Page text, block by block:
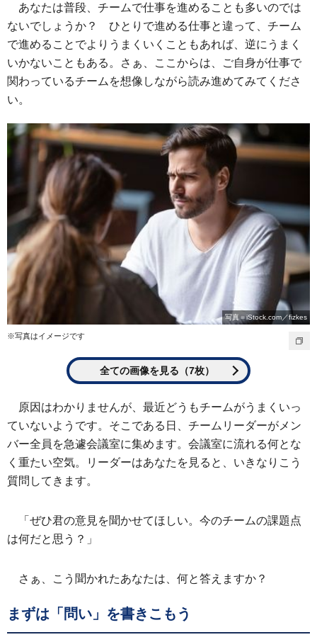
あなたは普段、チームで仕事を進めることも多いのでは
ないでしょうか？ ひとりで進める仕事と違って、チーム
で進めることでよりうまくいくこともあれば、逆にうまく
いかないこともある。さぁ、ここからは、ご自身が仕事で
関わっているチームを想像しながら読み進めてみてくださ
い。
写真＝iStock.com／fizkes
※写真はイメージです
全ての画像を見る（7枚）
原因はわかりませんが、最近どうもチームがうまくいっ
ていないようです。そこである日、チームリーダーがメン
バー全員を急遽会議室に集めます。会議室に流れる何とな
く重たい空気。リーダーはあなたを見ると、いきなりこう
質問してきます。
「ぜひ君の意見を聞かせてほしい。今のチームの課題点
は何だと思う？」
さぁ、こう聞かれたあなたは、何と答えますか？
まずは「問い」を書きこもう